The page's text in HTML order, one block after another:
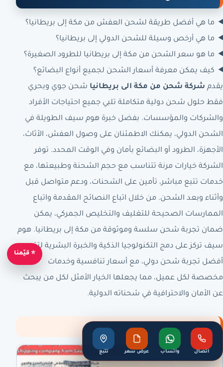
ما هي أفضل طريقة لشحن العفش من مكة إلى بريطانيا؟
ما هي أرخص وسيلة للشحن الدولي إلى بريطانيا؟
ما هو سعر الشحن من مكة إلى بريطانيا للطرود الصغيرة؟
كيف يمكن معرفة أسعار الشحن لجميع أنواع البضائع؟
يقدم شركة شحن من مكة الى بريطانيا شحن جوي وبحري
فقط حلول شحن دولية متكاملة تلبي جميع احتياجات الأفراد
والشركات والمؤسسات. بفضل خبرة هوم سيف الطويلة في
الشحن الدولي، يمكنك الاطمئنان على وصول العفش، الأثاث،
الأجهزة، الطرود أو البضائع بأمان وفي الوقت المحدد. توفر
الشركة خيارات مرنة تتناسب مع حجم الشحنة وطبيعتها، مع
خدمات تتبع مباشر، تأمين على الشحنات، ودعم متواصل قبل
وأثناء وبعد الشحن. من خلال اتباع النصائح المقدمة واتباع
الممارسات الصحيحة للتغليف والتخليص الجمركي، يمكن
ضمان تجربة شحن سلسة وموثوقة من مكة إلى بريطانيا. هوم
سيف تركز على دمج التكنولوجيا الذكية والخبرة البشرية لتقديم
أفضل تجربة شحن دولي، مع أسعار تنافسية وخدمات
مخصصة لكل عميل، مما يجعلها الخيار الأمثل لكل من يبحث
عن الأمان والاحترافية في شحناته الدولية.
محتوى ذو صلة
اتصال واتساب عرض سعر تتبع
⭐ قيّمنا